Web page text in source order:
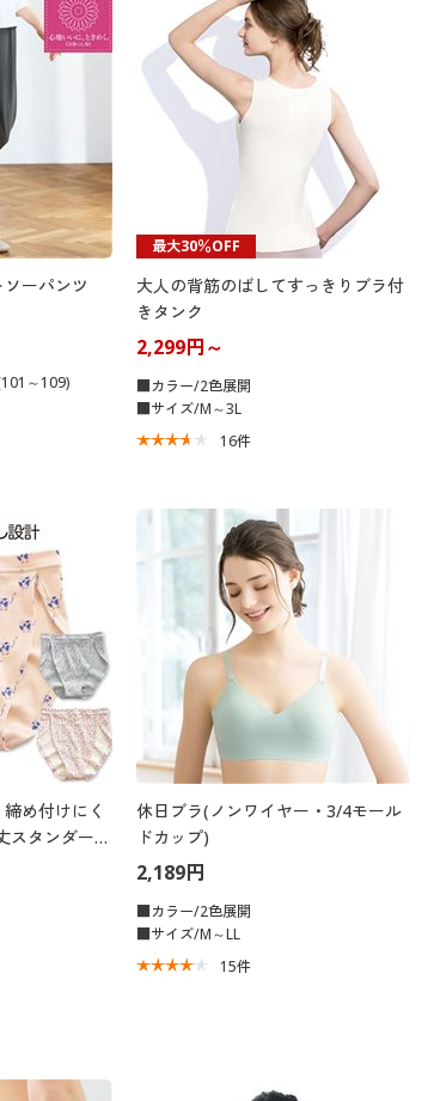
ーパンツ
～109)
最大30％OFF
大人の背筋のばしてすっきりブラ付
きタンク
2,299円～
■カラー/2色展開
■サイズ/M～3L
16件
め付けにく
スタンダー
休日ブラ(ノンワイヤー・3/4モール
ドカップ)
2,189円
■カラー/2色展開
■サイズ/M～LL
15件